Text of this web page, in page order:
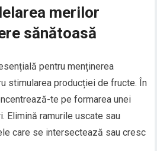
merilor
sănătoasă
pentru menținerea
stimularea producției de fructe. În
te pe formarea unei
Elimină ramurile uscate sau
care se intersectează sau cresc